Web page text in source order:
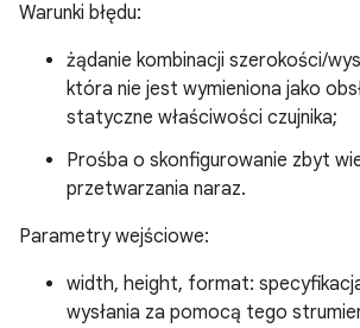
Warunki błędu:
żądanie kombinacji szerokości/
która nie jest wymieniona jako
statyczne właściwości czujnika;
Prośba o skonfigurowanie zbyt
przetwarzania naraz.
Parametry wejściowe:
width, height, format:
wysłania za pomocą tego